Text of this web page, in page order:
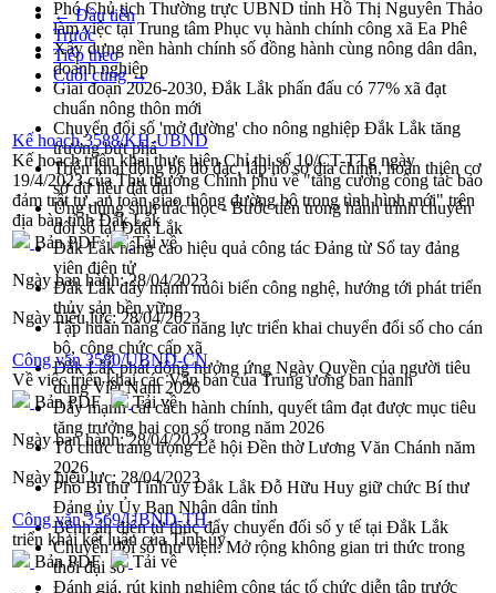
Phó Chủ tịch Thường trực UBND tỉnh Hồ Thị Nguyên Thảo
làm việc tại Trung tâm Phục vụ hành chính công xã Ea Phê
Xây dựng nền hành chính số đồng hành cùng nông dân dân,
doanh nghiệp
Giai đoạn 2026-2030, Đắk Lắk phấn đấu có 77% xã đạt
chuẩn nông thôn mới
Chuyển đổi số 'mở đường' cho nông nghiệp Đắk Lắk tăng
trưởng bứt phá
Triển khai đồng bộ đo đạc, lập hồ sơ địa chính, hoàn thiện cơ
sở dữ liệu đất đai
Ứng dụng sinh trắc học - Bước tiến trong hành trình chuyển
đổi số tại Đắk Lắk
Đắk Lắk nâng cao hiệu quả công tác Đảng từ Sổ tay đảng
viên điện tử
Đắk Lắk đẩy mạnh nuôi biển công nghệ, hướng tới phát triển
thủy sản bền vững
Tập huấn nâng cao năng lực triển khai chuyển đổi số cho cán
bộ, công chức cấp xã
Đắk Lắk phát động hưởng ứng Ngày Quyền của người tiêu
dùng Việt Nam 2026
Đẩy mạnh cải cách hành chính, quyết tâm đạt được mục tiêu
tăng trưởng hai con số trong năm 2026
Tổ chức trang trọng Lễ hội Đền thờ Lương Văn Chánh năm
2026
Phó Bí thư Tỉnh ủy Đắk Lắk Đỗ Hữu Huy giữ chức Bí thư
Đảng ủy Ủy Ban Nhân dân tỉnh
Bệnh án điện tử thúc đẩy chuyển đổi số y tế tại Đắk Lắk
Chuyển đổi số thư viện: Mở rộng không gian tri thức trong
thời đại số
Đánh giá, rút kinh nghiệm công tác tổ chức diễn tập trước
← Đầu tiên
Trước
Tiếp theo
Cuối cùng →
Kế hoạch 3588/KH-UBND
Kế hoạch triển khai thực hiện Chỉ thị số 10/CT-TTg ngày
19/4/2023 của Thủ thướng Chính phủ về "tăng cường công tác bảo
đảm trật tự, an toàn giao thông đường bộ trong tình hình mới" trên
địa bàn tỉnh Đắk Lắk
Bản PDF
Tải về
Ngày ban hành:28/04/2023
Ngày hiệu lực:28/04/2023
Công văn 3580/UBND-CN
Về việc triển khai các Văn bản của Trung ương ban hành
Bản PDF
Tải về
Ngày ban hành:28/04/2023
Ngày hiệu lực: 28/04/2023
Công văn 3569/UBND-TH
triển khai kết luận của Tỉnh ủy
Bản PDF
Tải về